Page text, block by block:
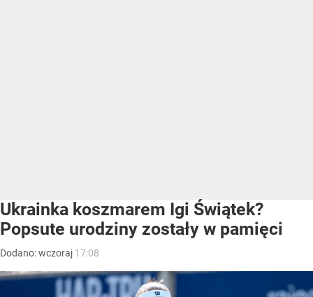
Ukrainka koszmarem Igi Świątek?
Popsute urodziny zostały w pamięci
Dodano:wczoraj 17:08